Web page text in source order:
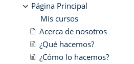
Página Principal
Mis cursos
Acerca de nosotros
¿Qué hacemos?
¿Cómo lo hacemos?